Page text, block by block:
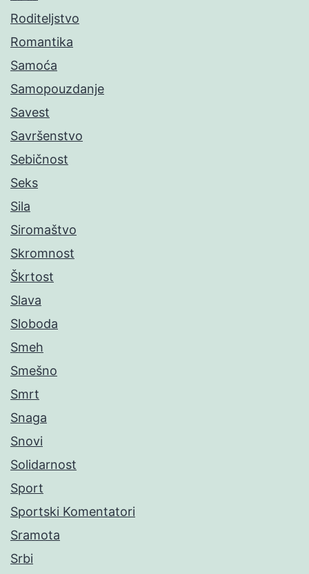
Roditeljstvo
Romantika
Samoća
Samopouzdanje
Savest
Savršenstvo
Sebičnost
Seks
Sila
Siromaštvo
Skromnost
Škrtost
Slava
Sloboda
Smeh
Smešno
Smrt
Snaga
Snovi
Solidarnost
Sport
Sportski Komentatori
Sramota
Srbi